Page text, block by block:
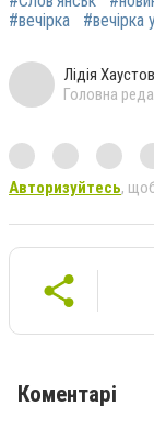
#вечірка
#вечірка
Лідія
Головна
Авторизуйтесь,
Коментарі